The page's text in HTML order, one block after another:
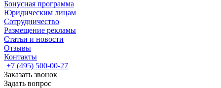
Бонусная программа
Юридическим лицам
Сотрудничество
Размещение рекламы
Статьи и новости
Отзывы
Контакты
+7 (495) 500-00-27
Заказать звонок
Задать вопрос